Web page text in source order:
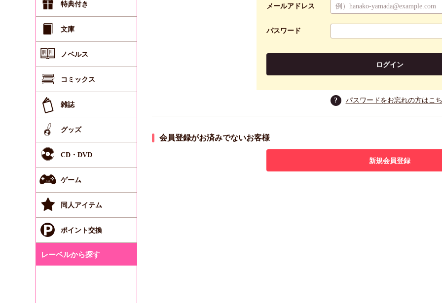
特典付き
文庫
ノベルス
コミックス
雑誌
グッズ
CD・DVD
ゲーム
同人アイテム
ポイント交換
レーベルから探す
メールアドレス
パスワード
ログイン
? パスワードをお忘れの方はこ
会員登録がお済みでないお客様
新規会員登録